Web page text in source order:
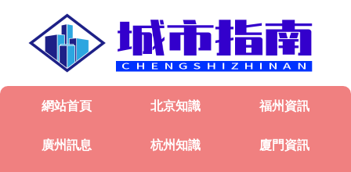
網站首頁 北京知識 福州資訊
廣州訊息 杭州知識 廈門資訊